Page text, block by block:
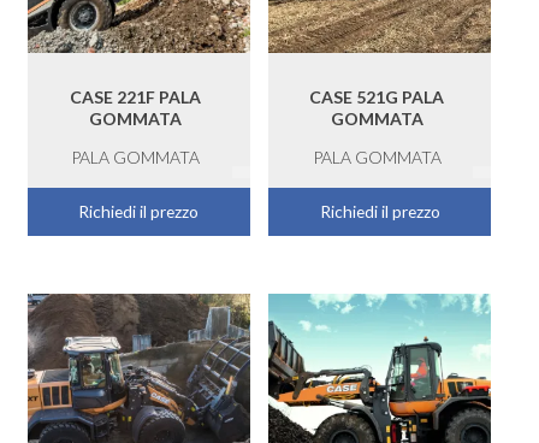
CASE 221F PALA
GOMMATA
PALA GOMMATA
Richiedi il prezzo
CASE 521G PALA
GOMMATA
PALA GOMMATA
Richiedi il prezzo